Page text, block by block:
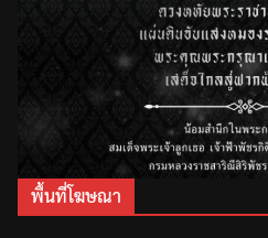
พื้นที่โฆษณา